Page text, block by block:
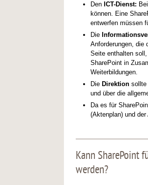
Den ICT-Dienst:
können. Eine
entwerfen müssen
Die
Anforderungen, die
Seite enthalten
SharePoint in
Weiterbildungen.
Die Direktion sollte
und über die
Da es für
(Aktenplan) und
Kann SharePoint
werden?